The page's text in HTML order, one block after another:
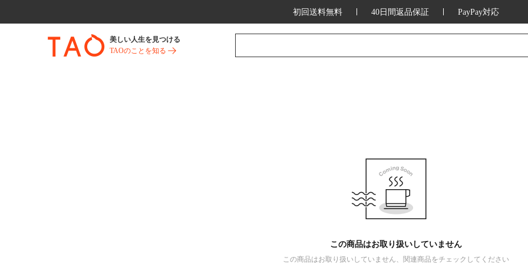
初回送料無料 40日間返品保証 PayPay対応
美しい人生を見つける
TAOのことを知る
この商品はお取り扱いしていません
この商品はお取り扱いしていません、関連商品をチェックしてください